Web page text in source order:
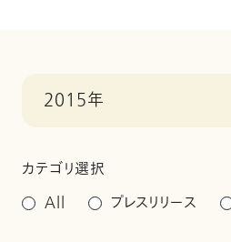
2015年
カテゴリ選択
All
プレスリリース